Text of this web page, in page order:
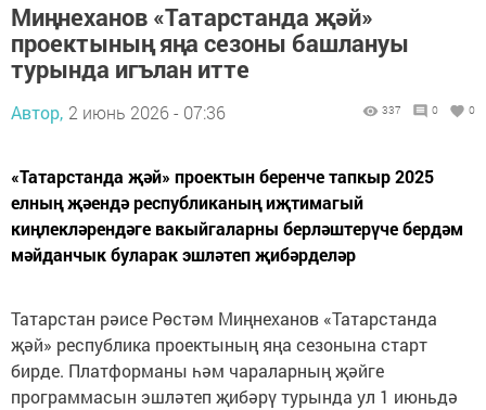
Миңнеханов «Татарстанда җәй»
проектының яңа сезоны башлануы
турында игълан итте
Автор, 2 июнь 2026 - 07:36 337 0 0
«Татарстанда җәй» проектын беренче тапкыр 2025
елның җәендә республиканың иҗтимагый
киңлекләрендәге вакыйгаларны берләштерүче бердәм
мәйданчык буларак эшләтеп җибәрделәр
Татарстан рәисе Рөстәм Миңнеханов «Татарстанда
җәй» республика проектының яңа сезонына старт
бирде. Платформаны һәм чараларның җәйге
программасын эшләтеп җибәрү турында ул 1 июньдә